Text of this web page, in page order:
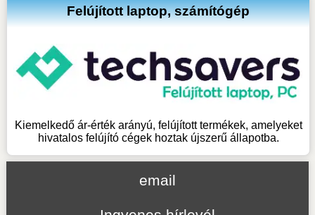
Felújított laptop, számítógép
Kiemelkedő ár-érték arányú, felújított termékek, amelyeket
hivatalos felújító cégek hoztak újszerű állapotba.
email